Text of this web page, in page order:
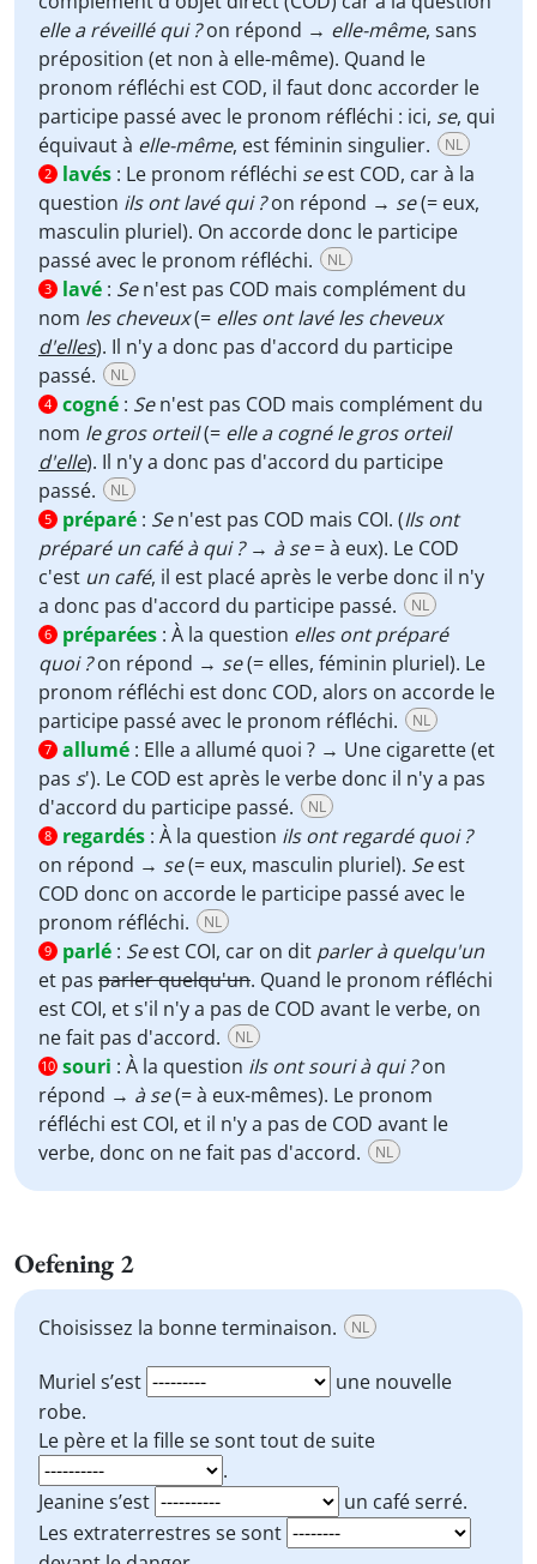
elle a réveillé qui ?on répond → elle-même, sans
préposition (et non à elle-même). Quand le
pronom réfléchi est COD, il faut donc accorder le
participe passé avec le pronom réfléchi : ici, se, qui
équivaut à elle-même, est féminin singulier. NL
2 lavés : Le pronom réfléchi seest COD, car à la
question ils ont lavé qui ?on répond → se(= eux,
masculin pluriel). On accorde donc le participe
passé avec le pronom réfléchi.
NL
3 lavé : Sen'est pas COD mais complément du
nom les cheveux(= elles ont lavé les cheveux
d'elles). Il n'y a donc pas d'accord du participe
passé.
NL
4 cogné : Sen'est pas COD mais complément du
nom le gros orteil(= elle a cogné le gros orteil
d'elle). Il n'y a donc pas d'accord du participe
passé.
NL
5 préparé : Sen'est pas COD mais COI. (Ils ont
préparé un café à qui ?→ à se= à eux). Le COD
c'est un café, il est placé après le verbe donc il n'y
a donc pas d'accord du participe passé.
NL
6 préparées : À la question elles ont préparé
quoi ?on répond → se(= elles, féminin pluriel). Le
pronom réfléchi est donc COD, alors on accorde le
participe passé avec le pronom réfléchi.
NL
7 allumé : Elle a allumé quoi ? → Une cigarette (et
pas s'). Le COD est après le verbe donc il n'y a pas
d'accord du participe passé.
NL
8 regardés : À la question ils ont regardé quoi ?
on répond → se(= eux, masculin pluriel). Seest
COD donc on accorde le participe passé avec le
pronom réfléchi.
NL
9 parlé : Seest COI, car on dit parler à quelqu'un
et pas parler quelqu'un. Quand le pronom réfléchi
est COI, et s'il n'y a pas de COD avant le verbe, on
ne fait pas d'accord.
NL
10 souri : À la question ils ont souri à qui ?on
répond → à se(= à eux-mêmes). Le pronom
réfléchi est COI, et il n'y a pas de COD avant le
verbe, donc on ne fait pas d'accord.
NL
Oefening 2
Choisissez la bonne terminaison. NL
Muriel s’est
une nouvelle
robe.
Le père et la fille se sont tout de suite
.
Jeanine s’est
un café serré.
Les extraterrestres se sont